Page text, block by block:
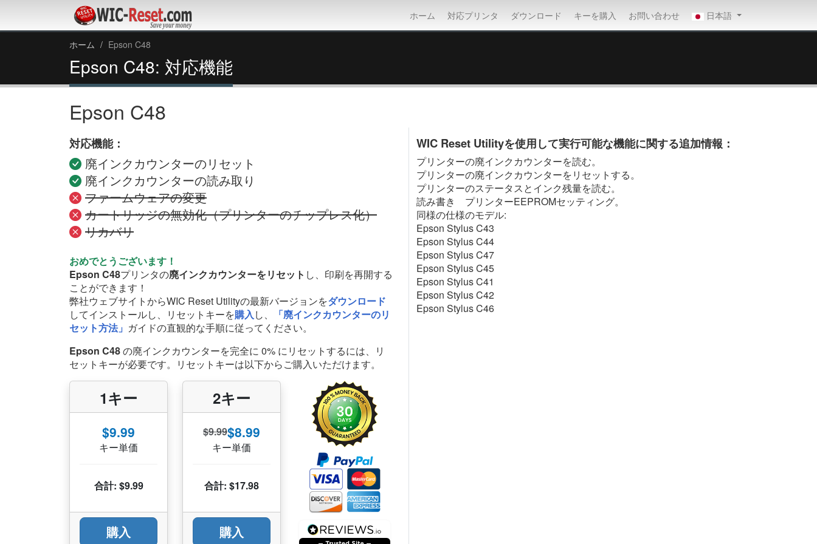
ホーム 対応プリンタ ダウンロード キーを購入 お問い合わせ 日本語
ホーム Epson C48
Epson C48: 対応機能
Epson C48
対応機能：
廃インクカウンターのリセット
廃インクカウンターの読み取り
ファームウェアの変更
カートリッジの無効化（プリンターのチップレス化）
リカバリ
おめでとうございます！
Epson C48プリンタの廃インクカウンターをリセット し、印刷を再開する
ことができます！
弊社ウェブサイトからWIC Reset Utilityの最新バージョンをダウンロード
してインストールし、リセットキーを購入し、
「廃インクカウンターのリ
セット方法」 ガイドの直観的な手順に従ってください。
Epson C48の廃インクカウンターを完全に 0% にリセットするには、リ
セットキーが必要です。リセットキーは以下からご購入いただけます。
1キー
$9.99
キー単価
合計: $9.99
購入
2キー
$9.99$8.99
キー単価
合計: $17.98
購入
WIC Reset Utilityを使用して実行可能な機能に関する追加情報：
プリンターの廃インクカウンターを読む。
プリンターの廃インクカウンターをリセットする。
プリンターのステータスとインク残量を読む。
読み書き プリンターEEPROMセッティング。
同様の仕様のモデル:
Epson Stylus C43
Epson Stylus C44
Epson Stylus C47
Epson Stylus C45
Epson Stylus C41
Epson Stylus C42
Epson Stylus C46